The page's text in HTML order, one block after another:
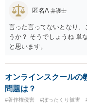
住んで居る場所が判明し
については，住民票上の
公示送達という方法により
て，プライバシー権侵害
るきっかけとなりかねない
匿名A 弁護士
言った言ってないとなり、
うか？ そうでしょうね 単
と思います。
オンラインスクールの
問題は？
#著作権侵害 #ぼったくり被害